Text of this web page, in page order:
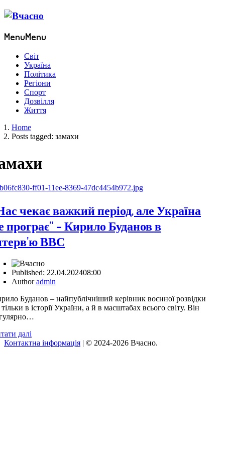
MenuMenu
Світ
Україна
Політика
Регіони
Спорт
Дозвілля
Життя
Home
Posts tagged: замахи
чекає важкий період, але Україна
програє” – Кирило Буданов в
ВВС
Published: 22.04.202408:00
Authoradmin
Буданов – найпублічніший керівник воєнної розвідки
в історії України, а й в масштабах всього світу. Він
далі
Контактна інформація | © 2024-2026 Вчасно.